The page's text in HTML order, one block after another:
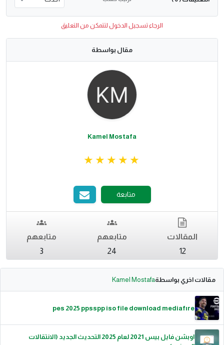
الرجاء تسجيل الدخول لتتمكن من التعليق
مقال بواسطة
Kamel Mostafa
متابعة
المقالات
12
متابعهم
24
متابعهم
3
مقالات اخري بواسطةKamel Mostafa
pes 2025 ppsspp iso file download mediafıre
اوبشن فايل بيس 2021 لعام 2025 التحديث الجديد (الانتقالات